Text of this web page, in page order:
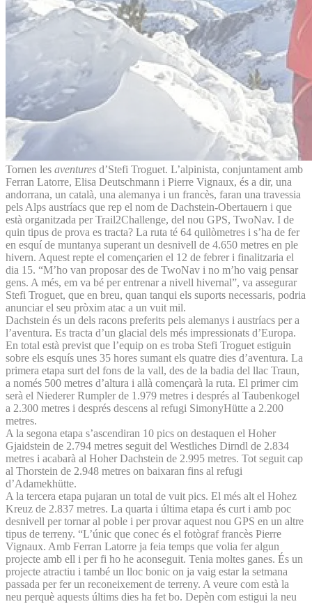
Tornen les aventures d’Stefi Troguet. L’alpinista, conjuntament amb
Ferran Latorre, Elisa Deutschmann i Pierre Vignaux, és a dir, una
andorrana, un català, una alemanya i un francès, faran una travessia
pels Alps austríacs que rep el nom de Dachstein-Obertauern i que
està organitzada per Trail2Challenge, del nou GPS, TwoNav. I de
quin tipus de prova es tracta? La ruta té 64 quilòmetres i s’ha de fer
en esquí de muntanya superant un desnivell de 4.650 metres en ple
hivern. Aquest repte el començarien el 12 de febrer i finalitzaria el
dia 15. “M’ho van proposar des de TwoNav i no m’ho vaig pensar
gens. A més, em va bé per entrenar a nivell hivernal”, va assegurar
Stefi Troguet, que en breu, quan tanqui els suports necessaris, podria
anunciar el seu pròxim atac a un vuit mil.
Dachstein és un dels racons preferits pels alemanys i austríacs per a
l’aventura. Es tracta d’un glacial dels més impressionats d’Europa.
En total està previst que l’equip on es troba Stefi Troguet estiguin
sobre els esquís unes 35 hores sumant els quatre dies d’aventura. La
primera etapa surt del fons de la vall, des de la badia del llac Traun,
a només 500 metres d’altura i allà començarà la ruta. El primer cim
serà el Niederer Rumpler de 1.979 metres i després al Taubenkogel
a 2.300 metres i després descens al refugi SimonyHütte a 2.200
metres.
A la segona etapa s’ascendiran 10 pics on destaquen el Hoher
Gjaidstein de 2.794 metres seguit del Westliches Dirndl de 2.834
metres i acabarà al Hoher Dachstein de 2.995 metres. Tot seguit cap
al Thorstein de 2.948 metres on baixaran fins al refugi
d’Adamekhütte.
A la tercera etapa pujaran un total de vuit pics. El més alt el Hohez
Kreuz de 2.837 metres. La quarta i última etapa és curt i amb poc
desnivell per tornar al poble i per provar aquest nou GPS en un altre
tipus de terreny. “L’únic que conec és el fotògraf francès Pierre
Vignaux. Amb Ferran Latorre ja feia temps que volia fer algun
projecte amb ell i per fi ho he aconseguit. Tenia moltes ganes. És un
projecte atractiu i també un lloc bonic on ja vaig estar la setmana
passada per fer un reconeixement de terreny. A veure com està la
neu perquè aquests últims dies ha fet bo. Depèn com estigui la neu